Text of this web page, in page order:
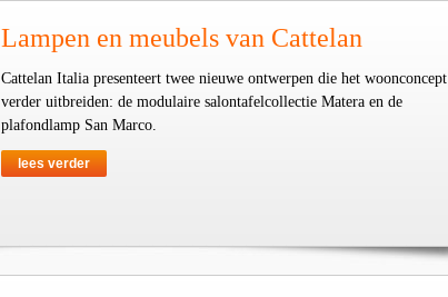
Lampen en meubels van Cattelan
Cattelan Italia presenteert twee nieuwe ontwerpen die het woonconcept
verder uitbreiden: de modulaire salontafelcollectie Matera en de
plafondlamp San Marco.
lees verder